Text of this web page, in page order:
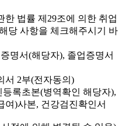
한 법률 제 29조에 의한 취업
당 사항을 체크해주시기 바
명서(해당자), 졸업증명서
서 2부(전자동의 )
등록초본(병역확인 해당자),
여)사본, 건강검진확인서